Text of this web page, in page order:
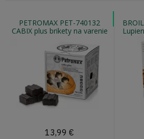
PETROMAX PET-740132
CABIX plus brikety na varenie
v liatinovom riade
13,99 €